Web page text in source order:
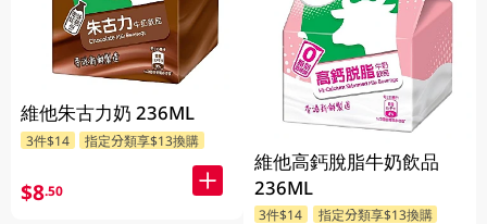
維他朱古力奶 236ML
3件$14 指定分類享$13換購
$8.50
維他高鈣脫脂牛奶飲品
236ML
3件$14 指定分類享$13換購